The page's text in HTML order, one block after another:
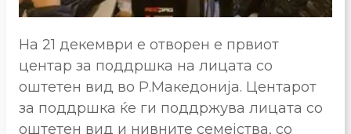
На 21 декември е отворен е првиот
центар за поддршка на лицата со
оштетен вид во Р.Македонија. Центарот
за поддршка ќе ги поддржува лицата со
оштетен вид и нивните семејства, со